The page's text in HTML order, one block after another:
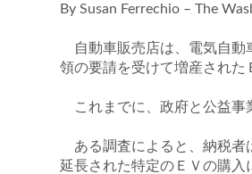
By Susan Ferrechio – The
自動車販売店は、電気自動
領の要請を受けて増産された
これまでに、政府と公益事
ある調査によると、納税者
延長された特定のＥＶの購入